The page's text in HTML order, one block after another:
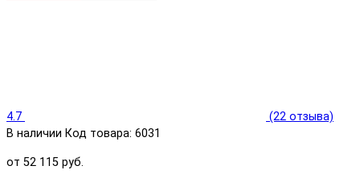
4.7
(22 отзыва)
В наличии Код товара: 6031
от 52 115 руб.